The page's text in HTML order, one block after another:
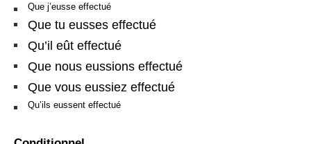
Que j’eusse effectué
Que tu eusses effectué
Qu’il eût effectué
Que nous eussions effectué
Que vous eussiez effectué
Qu’ils eussent effectué